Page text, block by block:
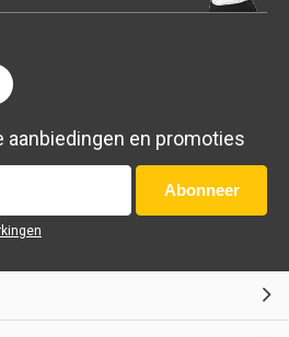
aanbiedingen en promoties
Abonneer